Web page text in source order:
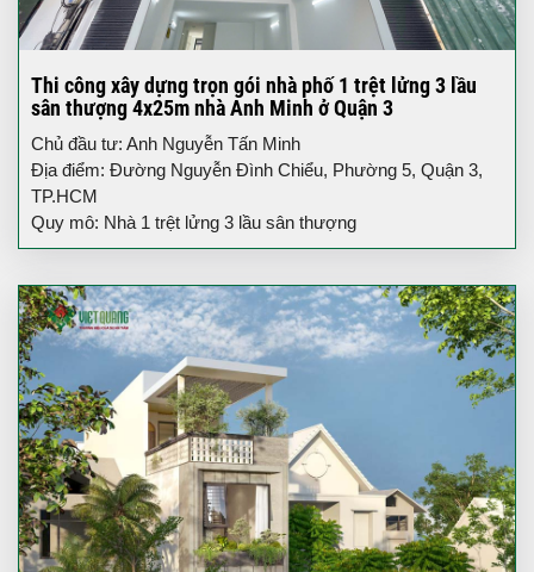
Thi công xây dựng trọn gói nhà phố 1 trệt lửng 3 lầu
sân thượng 4x25m nhà Anh Minh ở Quận 3
Chủ đầu tư: Anh Nguyễn Tấn Minh
Địa điểm: Đường Nguyễn Đình Chiểu, Phường 5, Quận 3,
TP.HCM
Quy mô: Nhà 1 trệt lửng 3 lầu sân thượng